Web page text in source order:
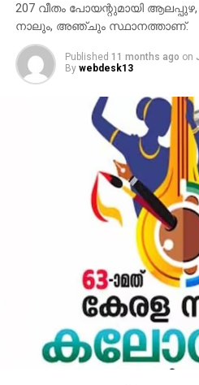
207 വീതം പോയന്റുമായി
നാലും, അഞ്ചും സ്ഥാനത്താണ്.
Published 11 months ago on
By webdesk13